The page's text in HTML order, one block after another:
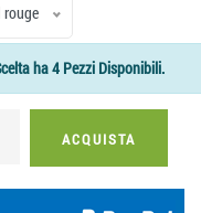
rouge
ha 4 Pezzi Disponibili.
ACQUISTA